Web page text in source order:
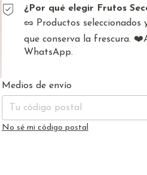
¿Por qué elegir Frutos
🥜 Productos seleccionados
que conserva la frescura.
WhatsApp.
Entregas para el CP:
Medios de envío
No sé mi código postal